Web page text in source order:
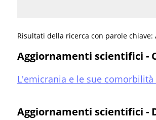
Risultati della ricerca con parole chiave:
Aggiornamenti scientifici -
L'emicrania e le sue
Aggiornamenti scientifici -